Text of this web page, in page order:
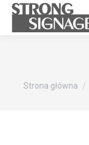
Jesteś tutaj:
Strona główna